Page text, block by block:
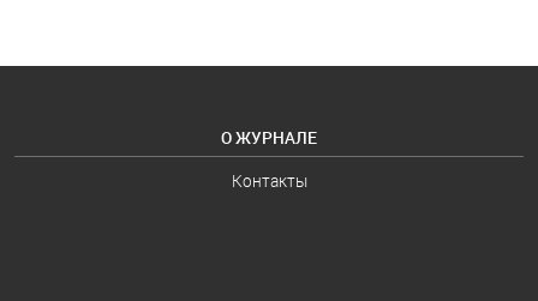
О ЖУРНАЛЕ
Контакты